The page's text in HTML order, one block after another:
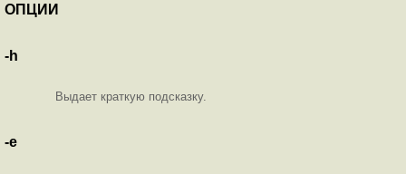
ОПЦИИ
-h
Выдает краткую подсказку.
-e